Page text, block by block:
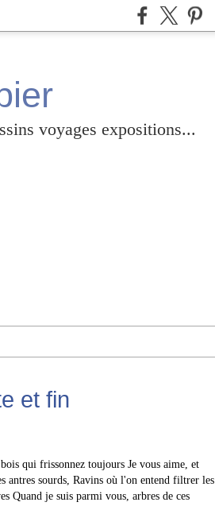
voyages expositions...
et fin
qui frissonnez toujours Je vous aime, et
antres sourds, Ravins où l'on entend filtrer les
Quand je suis parmi vous, arbres de ces